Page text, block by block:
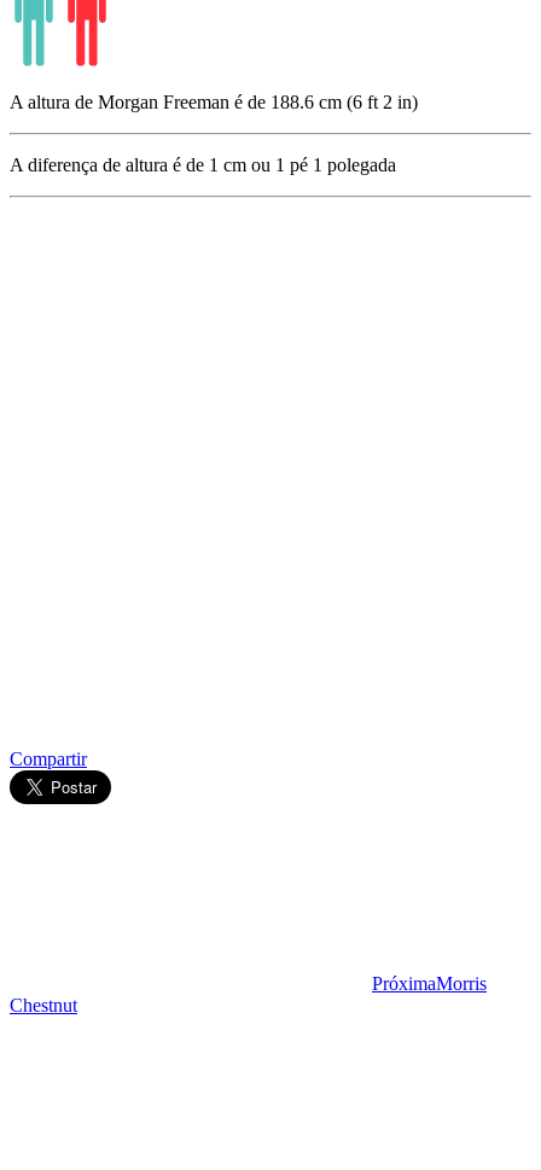
A altura de Morgan Freeman é de 188.6 cm (6 ft 2 in)
A diferença de altura é de 1 cm ou 1 pé 1 polegada
Compartir
PróximaMorris
Chestnut